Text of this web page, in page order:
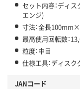
セット内容：ディ
エンジ)
寸法：全長
最高使用回転数：
粒度：中目
仕様工具：ディス
JANコード